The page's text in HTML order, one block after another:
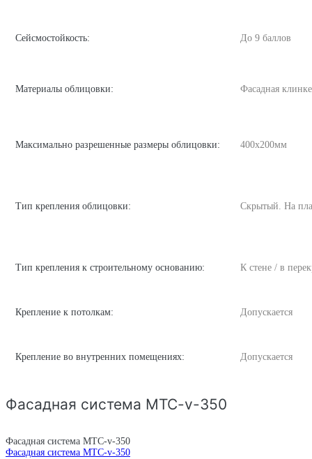
Сейсмостойкость: До 9 баллов
Материалы облицовки: Фасадная
Максимально разрешенные размеры облицовки: 400х200мм
Тип крепления облицовки: Скрытый. На
Тип крепления к строительному основанию: К стене / в
Крепление к потолкам: Допускается
Крепление во внутренних помещениях: Допускается
Фасадная система MTC-v-350
Фасадная система MTC-v-350
Фасадная система MTC-v-350